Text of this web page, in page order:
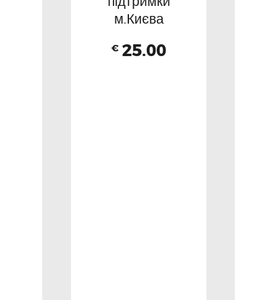
м.Києва
€ 25.00